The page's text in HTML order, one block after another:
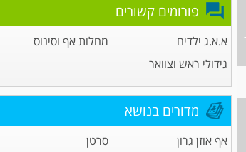
פורומים קשורים
א.א.ג ילדים
מחלות אף וסינוס
גידולי ראש וצוואר
מדורים בנושא
אף אוזן גרון
סרטן